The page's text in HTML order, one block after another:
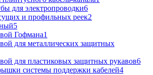
для электропроводки6
и профильных реек2
5
Гофмана1
для металлических защитных
для пластиковых защитных рукавов6
системы поддержки кабелей4